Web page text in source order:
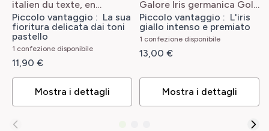
PROFUMO
Profumo leggero
PORTAMENTO
Eretto
SKU
LARGHEZZA ADULTA
40 cm
TIPO DI TERRENO
Leggero, Ricco, Tutti
Rustica
italien du texte, en
respectant toutes les
consignes fournies : ```html
Iris a grandi fiori Mary
Frances ```
Mary Frances
Piccolo vantaggio : La sua
fioritura delicata dai toni
pastello
1 confezione disponibile
11,90 €
Mostra i dettagli
Galore Iris germanica Gold
Galore
Piccolo vantaggio : L'iris
giallo intenso e premiato
1 confezione disponibile
13,00 €
Mostra i dettagli